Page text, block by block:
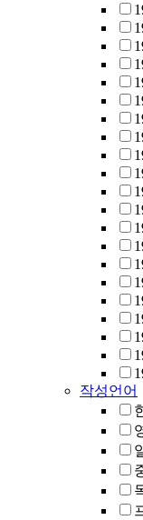
작성언어